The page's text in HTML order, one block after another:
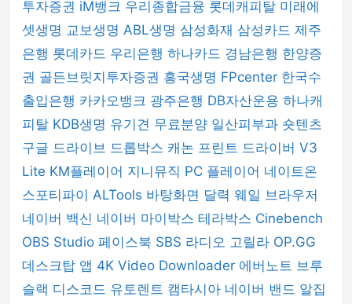
투자증권 iM뱅크 우리종합금융 롯데캐피탈 미래에
셋생명 교보생명 ABL생명 삼성화재 삼성카드 제주
은행 롯데카드 우리은행 하나카드 경남은행 한양증
권 골든브릿지투자증권 흥국생명 FPcenter 한국수
출입은행 카카오뱅크 광주은행 DB자산운용 하나캐
피탈 KDB생명 유기견 무료분양 일산피부과 숏텐츠
구글 드라이브 드롭박스 캐논 프린트 드라이버 V3
Lite KM플레이어 지니뮤직 PC 플레이어 네이트온
스포티파이 ALTools 바탕화면 달력 웨일 브라우저
네이버 백신 네이버 마이박스 테라박스 Cinebench
OBS Studio 페이스북 SBS 라디오 고릴라 OP.GG
데스크탑 앱 4K Video Downloader 에버노트 브루
슬랙 디스코드 유토렌트 캠타시아 네이버 밴드 알집